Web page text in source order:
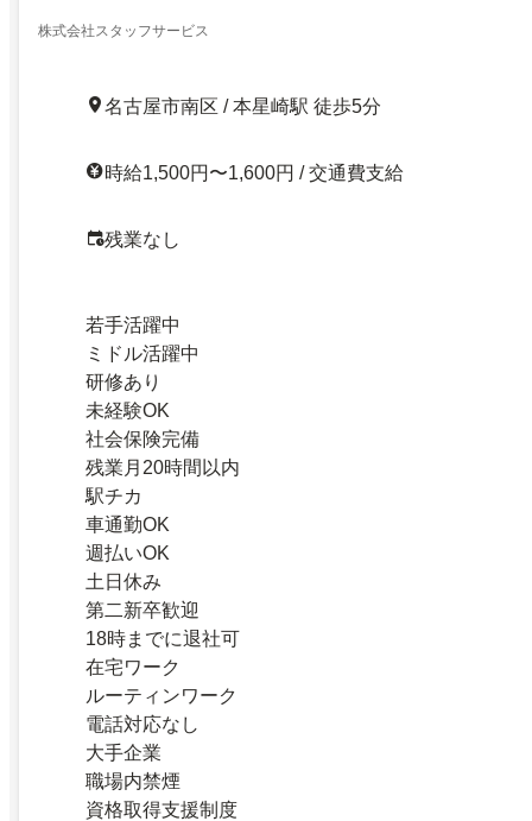
株式会社スタッフサービス
名古屋市南区 / 本星崎駅 徒歩5分
時給1,500円〜1,600円 / 交通費支給
残業なし
若手活躍中
ミドル活躍中
研修あり
未経験OK
社会保険完備
残業月20時間以内
駅チカ
車通勤OK
週払いOK
土日休み
第二新卒歓迎
18時までに退社可
在宅ワーク
ルーティンワーク
電話対応なし
大手企業
職場内禁煙
資格取得支援制度